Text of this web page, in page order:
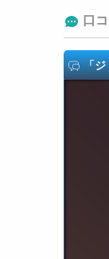
口
「